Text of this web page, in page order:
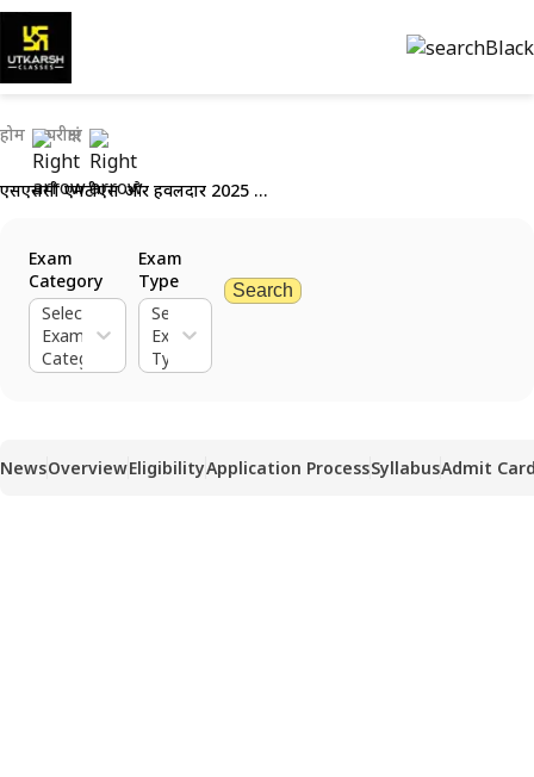
होम परीक्षाएं
एसएससी एमटीएस और हवलदार 2025 की संभावित रिक्तियां जारी - कुल 8021 पद
Exam
Category
Select
Exam
Category
Exam
Type
Select
Exam
Type
Search
NewsOverviewEligibilityApplication ProcessSyllabusAdmit